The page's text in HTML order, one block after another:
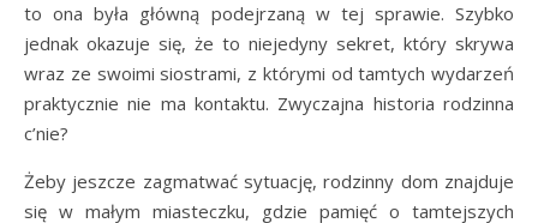
to ona była główną podejrzaną w tej sprawie. Szybko
jednak okazuje się, że to niejedyny sekret, który skrywa
wraz ze swoimi siostrami, z którymi od tamtych wydarzeń
praktycznie nie ma kontaktu. Zwyczajna historia rodzinna
c’nie?
Żeby jeszcze zagmatwać sytuację, rodzinny dom znajduje
się w małym miasteczku, gdzie pamięć o tamtejszych